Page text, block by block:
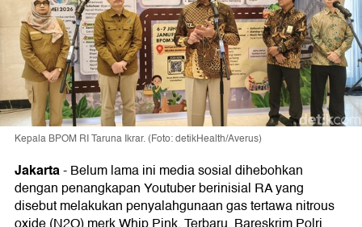
Kepala BPOM RI Taruna Ikrar. (Foto: detikHealth/Averus)
Jakarta-Belum lama ini media sosial dihebohkan
dengan penangkapan Youtuber berinisial RA yang
disebut melakukan penyalahgunaan gas tertawa nitrous